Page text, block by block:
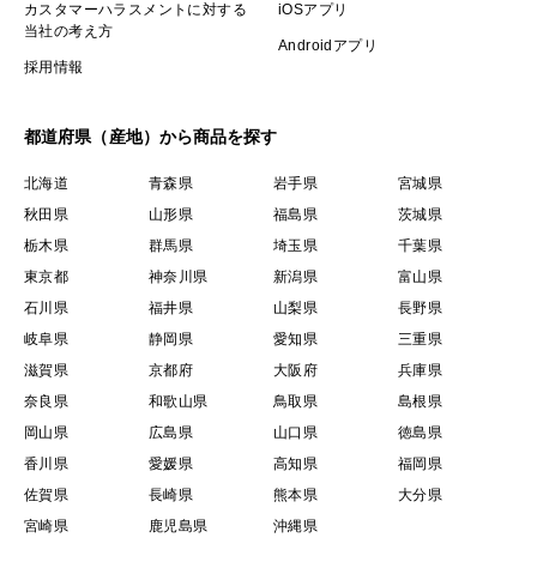
カスタマーハラスメントに対する
当社の考え方
採用情報
iOSアプリ
Androidアプリ
都道府県（産地）から商品を探す
北海道 青森県 岩手県
宮城県
秋田県
山形県 福島県
茨城県
栃木県
群馬県 埼玉県
千葉県
東京都
神奈川県 新潟県
富山県
石川県
福井県 山梨県
長野県
岐阜県
静岡県 愛知県
三重県
滋賀県
京都府 大阪府
兵庫県
奈良県
和歌山県 鳥取県
島根県
岡山県
広島県 山口県
徳島県
香川県
愛媛県 高知県
福岡県
佐賀県
長崎県 熊本県
大分県
宮崎県
鹿児島県 沖縄県